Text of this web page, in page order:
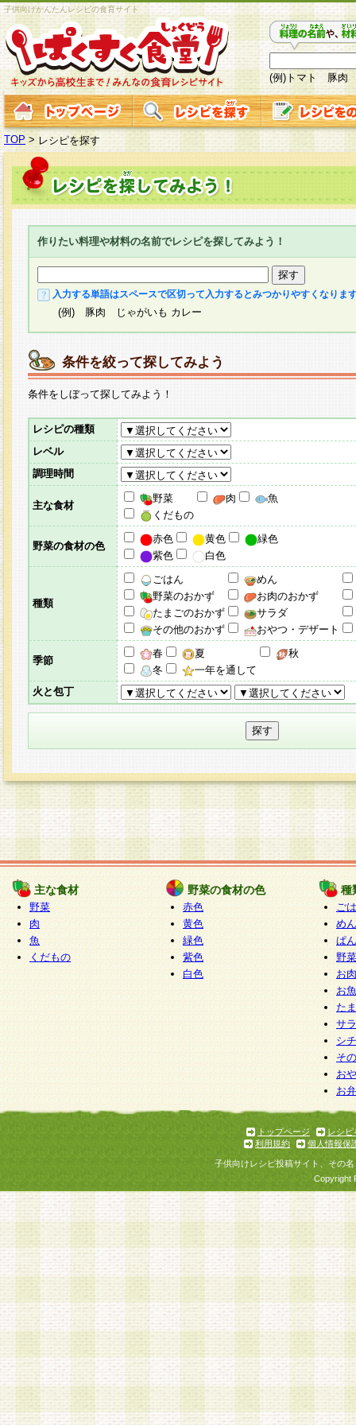
子供向けかんたんレシピの食育サイト
(例)トマト 豚肉
TOP > レシピを探す
作りたい料理や材料の名前でレシピを探してみよう！
入力する単語はスペースで区切って入力するとみつかりやすくなりま
(例) 豚肉 じゃがいも カレー
条件を絞って探してみよう
条件をしぼって探してみよう！
レシピの種類
レベル
調理時間
主な食材
野菜 肉
魚
くだもの
野菜の食材の色
赤色 黄色
緑色
紫色
白色
種類
ごはん
めん
野菜のおかず
お肉のおかず
たまごのおかず
サラダ
その他のおかず
おやつ・デザート
季節
春 夏
秋
冬
一年を通して
火と包丁
主な食材
野菜
肉
魚
くだもの
野菜の食材の色
赤色
黄色
緑色
紫色
白色
種
ご
めん
ぱん
野
お
お
た
サ
シ
そ
お
お
トップページ
レシピ
利用規約
個人情報保
子供向けレシピ投稿サイト、その
Copyright